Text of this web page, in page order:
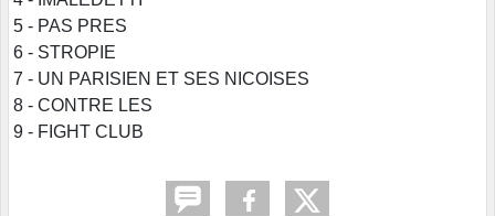
5 - PAS PRES
6 - STROPIE
7 - UN PARISIEN ET SES NICOISES
8 - CONTRE LES
9 - FIGHT CLUB